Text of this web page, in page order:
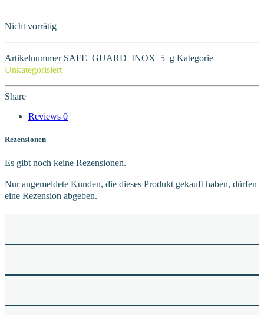
Nicht vorrätig
Artikelnummer SAFE_GUARD_INOX_5_g Kategorie
Unkategorisiert
Share
Reviews 0
Rezensionen
Es gibt noch keine Rezensionen.
Nur angemeldete Kunden, die dieses Produkt gekauft haben, dürfen
eine Rezension abgeben.